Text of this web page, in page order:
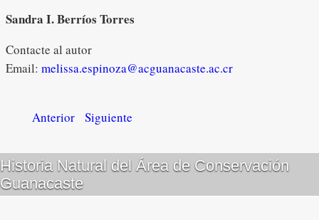
Sandra I. Berríos Torres
Contacte al autor
Email: melissa.espinoza@acguanacaste.ac.cr
Anterior Siguiente
Historia Natural del Área de Conservación
Guanacaste